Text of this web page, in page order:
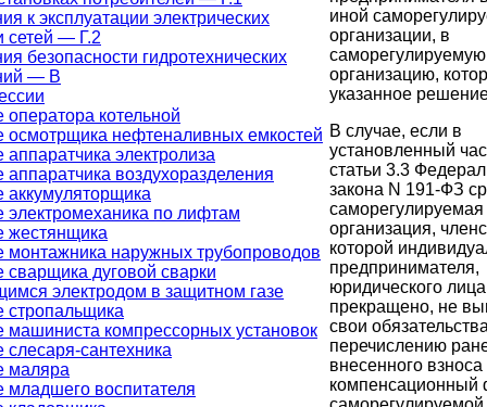
к эксплуатации электрических
сетей — Г.2
безопасности гидротехнических
— В
оператора котельной
осмотрщика нефтеналивных емкостей
электролиза
аппаратчика воздухоразделения
аккумуляторщика
электромеханика по лифтам
жестянщика
монтажника наружных трубопроводов
сварщика дуговой сварки
электродом в защитном газе
стропальщика
машиниста компрессорных установок
слесаря-сантехника
маляра
младшего воспитателя
иной
организации, в
саморегулируемую
организацию,
указанное
В случае, если в
установленный
статьи 3.3
закона N 191-ФЗ
саморегулируемая
организация,
которой
предпринимателя,
юридического
прекращено, не
свои
перечислению
внесенного взноса
компенсационный